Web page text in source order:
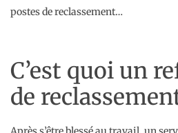
postes de reclassement…
C’est quoi un
de